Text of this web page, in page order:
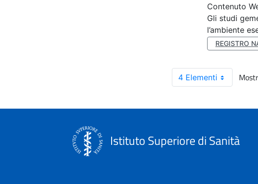
Contenuto
Gli studi
l’ambiente
REGISTRO
4 Elementi
Istituto Superiore di Sanità